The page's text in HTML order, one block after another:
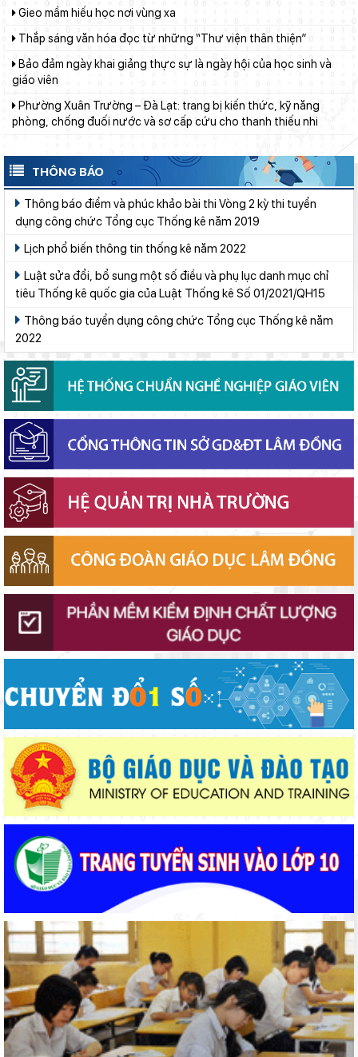
Thắp sáng văn hóa đọc từ những “Thư viện thân thiện”
giáo viên
Phường Xuân Trường – Đà Lạt: trang bị kiến thức, kỹ năng
phòng, chống đuối nước và sơ cấp cứu cho thanh thiếu nhi
Từ khát vọng dân giàu, nước mạnh đến lý luận kinh tế thị
thông nguồn lực, vững bước tiến vào kỷ nguyên mới (tiếp theo
và hết)
Lâm Đồng tạo nền tảng đột phá phát triển giáo dục và đào tạo
tạo nguồn nhân lực y tế
nghẽn về chuyển đổi số
Từ khát vọng dân giàu, nước mạnh đến lý luận kinh tế thị
trường định hướng XHCN trong kỷ nguyên mới - Bài 1: Khẳng
định tư tưởng Hồ Chí Minh, đấu tranh với luận điệu xuyên tạc
Chuẩn bị hành trang cho trẻ vào lớp 1: Đồng hành đúng cách từ
gia đình
Chính phủ ban hành Nghị quyết quy định cơ cấu, số lượng và
chính sách đối với đội ngũ quản lý, nhân sự hỗ trợ giáo dục khi
sắp xếp cơ sở giáo dục công lập
Phó Chủ tịch UBND tỉnh Lâm Đồng Nguyễn Minh kiểm tra tiến
độ Dự án Trường TH&THCS Xuân Hương
Lâm Đồng phấn đấu hoàn thành Trường THPT Chuyên Bảo Lộc
trước năm học mới
Ban Văn hóa - Xã hội HĐND tỉnh Lâm Đồng khảo sát thực hiện
chính sách giáo dục hòa nhập
Sở Giáo dục và Đào tạo Lâm Đồng đẩy mạnh cải cách hành
chính gắn với áp dụng ISO 9001:2015
Bộ Giáo dục và Đào tạo ban hành khung thời gian năm học từ
năm học 2026–2027
công lập tại các địa phương
Sáng đèn công trường để kịp năm học mới
Lâm Đồng chủ động ứng phó nguy cơ thiếu nước do El Nino
Khởi đầu định hướng nghề nghiệp
Gieo mầm hiếu học nơi vùng xa
Thắp sáng văn hóa đọc từ những “Thư viện thân thiện”
Bảo đảm ngày khai giảng thực sự là ngày hội của học sinh và
giáo viên
Phường Xuân Trường – Đà Lạt: trang bị kiến thức, kỹ năng
phòng, chống đuối nước và sơ cấp cứu cho thanh thiếu nhi
Từ khát vọng dân giàu, nước mạnh đến lý luận kinh tế thị
trường định hướng XHCN trong kỷ nguyên mới - Bài 2: Khơi
thông nguồn lực, vững bước tiến vào kỷ nguyên mới (tiếp theo
và hết)
Lâm Đồng tạo nền tảng đột phá phát triển giáo dục và đào tạo
Lâm Đồng lấy ý kiến dự thảo chính sách thu hút, đãi ngộ và đào
tạo nguồn nhân lực y tế
nghẽn về chuyển đổi số
Từ khát vọng dân giàu, nước mạnh đến lý luận kinh tế thị
trường định hướng XHCN trong kỷ nguyên mới - Bài 1: Khẳng
định tư tưởng Hồ Chí Minh, đấu tranh với luận điệu xuyên tạc
THÔNG BÁO
dụng công chức Tổng cục Thống kê năm 2019
Lịch phổ biến thông tin thống kê năm 2022
tiêu Thống kê quốc gia của Luật Thống kê Số 01/2021/QH15
2022